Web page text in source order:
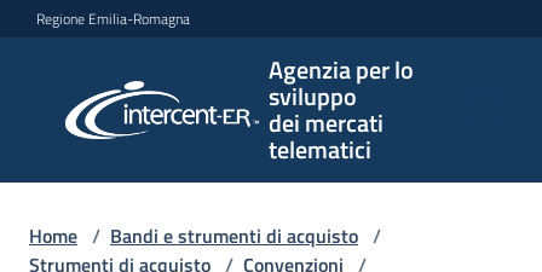
Vai al contenuto
Vai alla navigazione
Vai al footer
Regione Emilia-Romagna
Agenzia per lo
sviluppo
dei mercati
telematici
per lo
sviluppo
telematici
Home / Bandi e strumenti di acquisto /
Strumenti di acquisto / Convenzioni /